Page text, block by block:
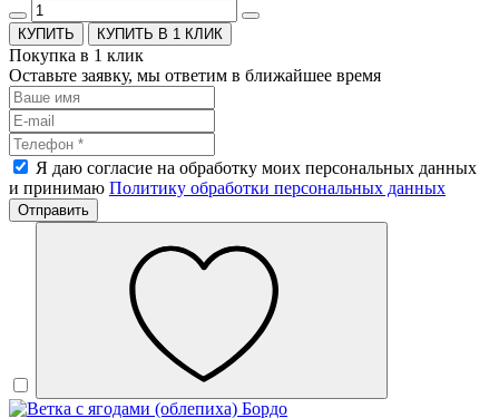
КУПИТЬ В 1 КЛИК
Покупка в 1 клик
Оставьте заявку, мы ответим в ближайшее время
Я даю согласие на обработку моих персональных данных
и принимаю Политику обработки персональных данных
Отправить